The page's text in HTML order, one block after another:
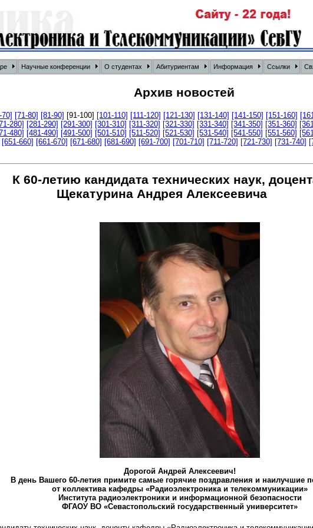
Научные конференции О студентах Абитуриентам Информация Ссылки
Архив новостей
70] [71-80] [81-90] [91-100] [101-110] [111-120] [121-130] [131-140] [141-150] [151-160]
280] [281-290] [291-300] [301-310] [311-320] [321-330] [331-340] [341-350] [351-360]
480] [481-490] [491-500] [501-510] [511-520] [521-530] [531-540] [541-550] [551-560]
[651-660] [661-670] [671-680] [681-690] [691-700] [701-710] [711-720] [721-730] [731-740]
К 60-летию кандидата технических наук,
Щекатурина Андрея Алексеевича
Дорогой Андрей Алексеевич!
В день Вашего 60-летия примите самые горячие поздравления и наилучшие
от коллектива кафедры «Радиоэлектроника и телекоммуникации»
Института радиоэлектроники и информационной безопасности
ФГАОУ ВО «Севастопольский государственный университет»